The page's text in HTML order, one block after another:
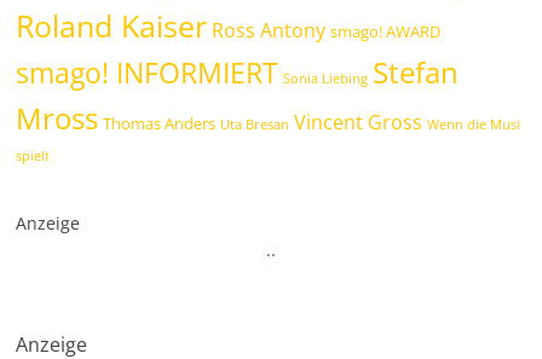
Roland Kaiser Ross Antony smago! AWARD
smago! INFORMIERT Sonia Liebing Stefan
Mross Thomas Anders Uta Bresan Vincent Gross Wenn die Musi
spielt
Anzeige
..
Anzeige